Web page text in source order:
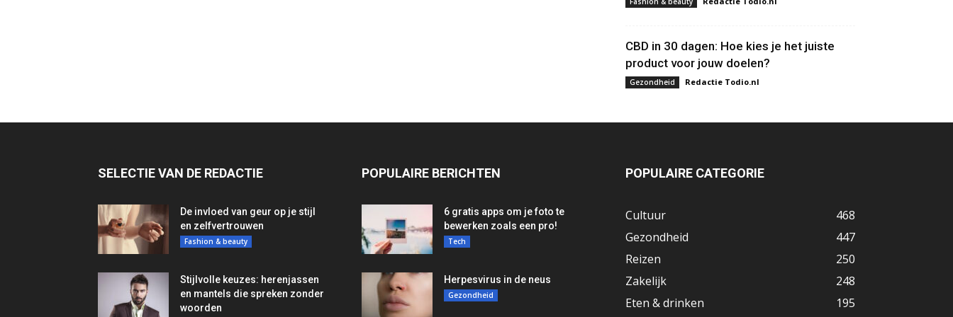
CBD in 30 dagen: Hoe kies je het juiste
product voor jouw doelen?
Gezondheid Redactie Todio.nl
SELECTIE VAN DE REDACTIE
De invloed van geur op je stijl
en zelfvertrouwen
Fashion & beauty
Stijlvolle keuzes: herenjassen
en mantels die spreken zonder
woorden
POPULAIRE BERICHTEN
6 gratis apps om je foto te
bewerken zoals een pro!
Tech
Herpesvirus in de neus
Gezondheid
POPULAIRE CATEGORIE
Cultuur
468
Gezondheid
447
Reizen
250
Zakelijk
248
Eten & drinken
195